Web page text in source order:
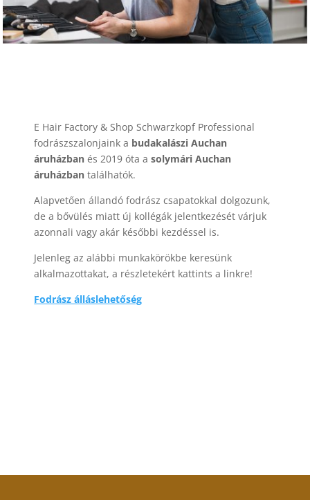
E Hair Factory & Shop Schwarzkopf Professional
fodrászszalonjaink a budakalászi Auchan
áruházban és 2019 óta asolymári Auchan
áruházbantalálhatók.
Alapvetően állandó fodrász csapatokkal dolgozunk,
de a bővülés miatt új kollégák jelentkezését várjuk
azonnali vagy akár későbbi kezdéssel is.
Jelenleg az alábbi munkakörökbe keresünk
alkalmazottakat, a részletekért kattints a linkre!
Fodrász álláslehetőség